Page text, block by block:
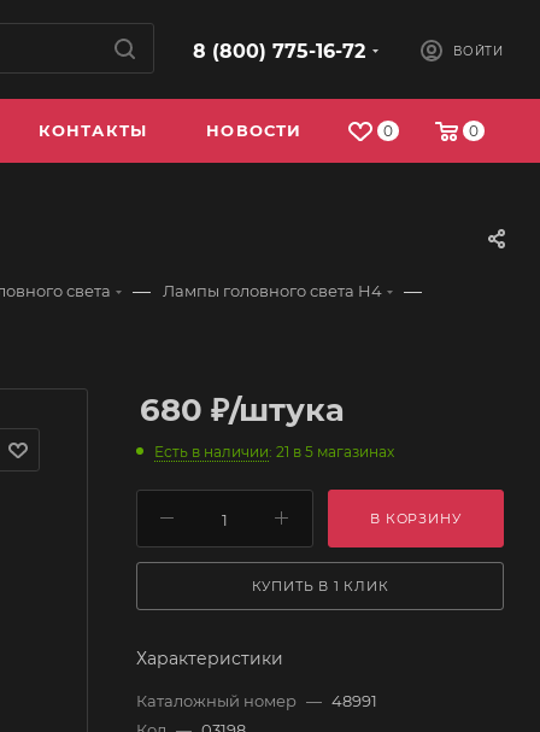
8 (800) 775-16-72 ВОЙТИ
0 0
КОНТАКТЫ НОВОСТИ
света — Лампы головного света H4 —
680 ₽/штука
Есть в наличии: 21 в 5 магазинах
В КОРЗИНУ
КУПИТЬ В 1 КЛИК
Характеристики
Каталожный номер — 48991